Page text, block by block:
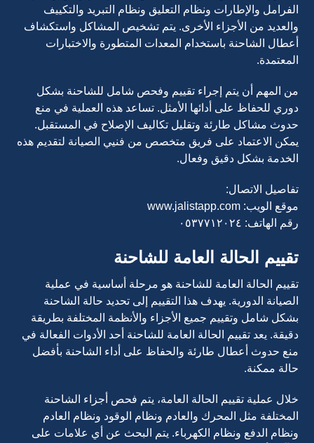
الفرامل والإطارات ونظام التعليق ونظام التبريد والتكييف
والعديد من الأجزاء الأخرى. يتم تشخيص المشاكل واستكشاف
أعطال الشاحنة باستخدام المعدات المتطورة والاختبارات
المعتمدة.
من المهم أن يتم إجراء تقييم وفحص شامل للشاحنة بشكل
دوري للحفاظ على أدائها الأمثل. تساعد هذه العملية في منع
حدوث مشاكل طارئة وتقليل تكاليف الإصلاح في المستقبل.
يمكن الاعتماد على فريق متخصص من فنيي الصيانة لتقديم هذه
الخدمة بشكل دقيق وفعال.
تفاصيل الاتصال:
موقع الويب: www.jalistapp.com
رقم الهاتف: ٠٥٣٧٧١٢٠٢٤
تقييم الحالة العامة للشاحنة
تقييم الحالة العامة للشاحنة هو مرحلة أساسية في عملية
الصيانة الدورية. يهدف هذا التقييم إلى تحديد حالة الشاحنة
بشكل شامل وتقييم جميع الأجزاء والأنظمة المختلفة بطريقة
دقيقة. يعد تقييم الحالة العامة للشاحنة أحد الأدوات الفعالة في
منع حدوث أعطال طارئة والحفاظ على أداء الشاحنة بأفضل
حالة ممكنة.
خلال عملية تقييم الحالة العامة، يتم فحص أجزاء الشاحنة
المختلفة مثل المحرك والعادم ونظام الوقود ونظام العادم
ونظام الدفع ونظام الكهرباء. يتم البحث عن أي علامات على